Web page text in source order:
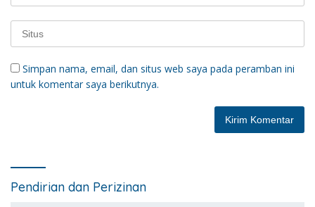
Simpan nama, email, dan situs web saya pada peramban ini
untuk komentar saya berikutnya.
Pendirian dan Perizinan